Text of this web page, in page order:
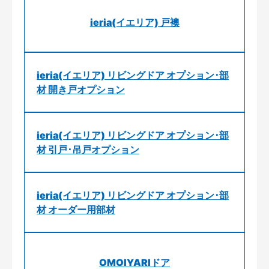
ieria(イエリア) 戸襖
ieria(イエリア) リビングドア オプション･部
材 開き戸オプション
ieria(イエリア) リビングドア オプション･部
材 引戸･吊戸オプション
ieria(イエリア) リビングドア オプション･部
材 オーダー用部材
OMOIYARIドア